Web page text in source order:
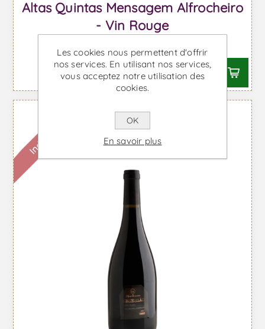
Altas Quintas Mensagem Alfrocheiro
- Vin Rouge
Indisponible
Les cookies nous permettent d'offrir
nos services. En utilisant nos services,
vous acceptez notre utilisation des
cookies.
OK
En savoir plus